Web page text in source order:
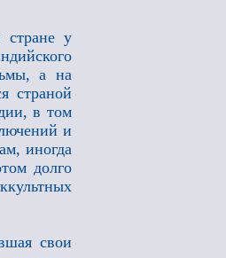
стране у
а на
страной
в том
и
иногда
долго
свои